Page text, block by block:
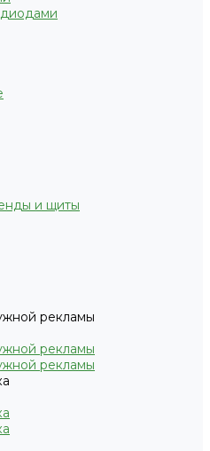
и щиты
рекламы
рекламы
рекламы